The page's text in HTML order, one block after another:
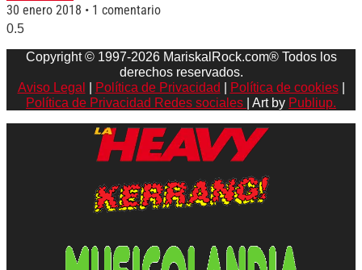
30 enero 2018
1 comentario
Copyright © 1997-2026 MariskalRock.com® Todos los
derechos reservados.
Aviso Legal
Política de Privacidad Política de cookies|
Política de Privacidad Redes sociales
| Art by Publiup.